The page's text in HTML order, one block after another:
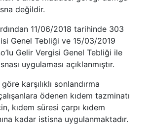
değildir.
11/06/2018 tarihinde 303
Genel Tebliği ve 15/03/2019
Gelir Vergisi Genel Tebliği ile
uygulaması açıklanmıştır.
karşılıklı sonlandırma
ödenen kıdem tazminatı
kıdem süresi çarpı kıdem
kadar istisna uygulanmaktadır.